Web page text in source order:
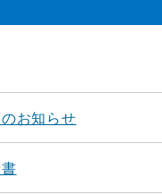
お知らせ